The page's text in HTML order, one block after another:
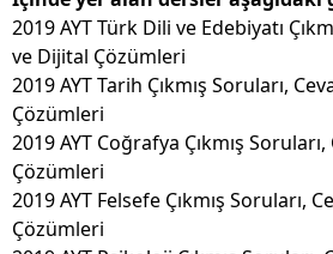
2019 AYT Türk Dili ve Edebiyatı
ve Dijital Çözümleri
2019 AYT Tarih Çıkmış Soruları,
Çözümleri
2019 AYT Coğrafya Çıkmış
Çözümleri
2019 AYT Felsefe Çıkmış Soruları,
Çözümleri